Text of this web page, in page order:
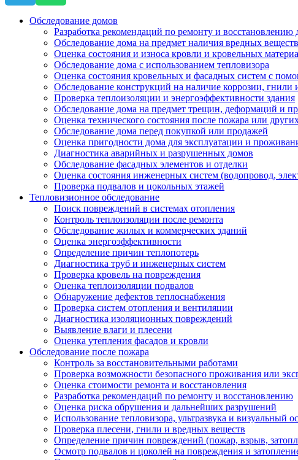
Обследование домов
Разработка рекомендаций по ремонту и восстановлению
Обследование дома на предмет наличия вредных
Оценка состояния и износа кровли и кровельных
Обследование дома с использованием тепловизора
Оценка состояния кровельных и фасадных систем с
Обследование конструкций на наличие коррозии, гнили
Проверка теплоизоляции и энергоэффективности здания
Обследование дома на предмет трещин, деформаций и
Оценка технического состояния после пожара или
Обследование дома перед покупкой или продажей
Оценка пригодности дома для эксплуатации и
Диагностика аварийных и разрушенных домов
Обследование фасадных элементов и отделки
Оценка состояния инженерных систем (водопровод,
Проверка подвалов и цокольных этажей
Тепловизионное обследование
Поиск повреждений в системах отопления
Контроль теплоизоляции после ремонта
Обследование жилых и коммерческих зданий
Оценка энергоэффективности
Определение причин теплопотерь
Диагностика труб и инженерных систем
Проверка кровель на повреждения
Оценка теплоизоляции подвалов
Обнаружение дефектов теплоснабжения
Проверка систем отопления и вентиляции
Диагностика изоляционных повреждений
Выявление влаги и плесени
Оценка утепления фасадов и кровли
Обследование после пожара
Контроль за восстановительными работами
Проверка возможности безопасного проживания или
Оценка стоимости ремонта и восстановления
Разработка рекомендаций по ремонту и восстановлению
Оценка риска обрушения и дальнейших разрушений
Использование тепловизора, ультразвука и визуальный
Проверка плесени, гнили и вредных веществ
Определение причин повреждений (пожар, взрыв,
Осмотр подвалов и цоколей на повреждения и